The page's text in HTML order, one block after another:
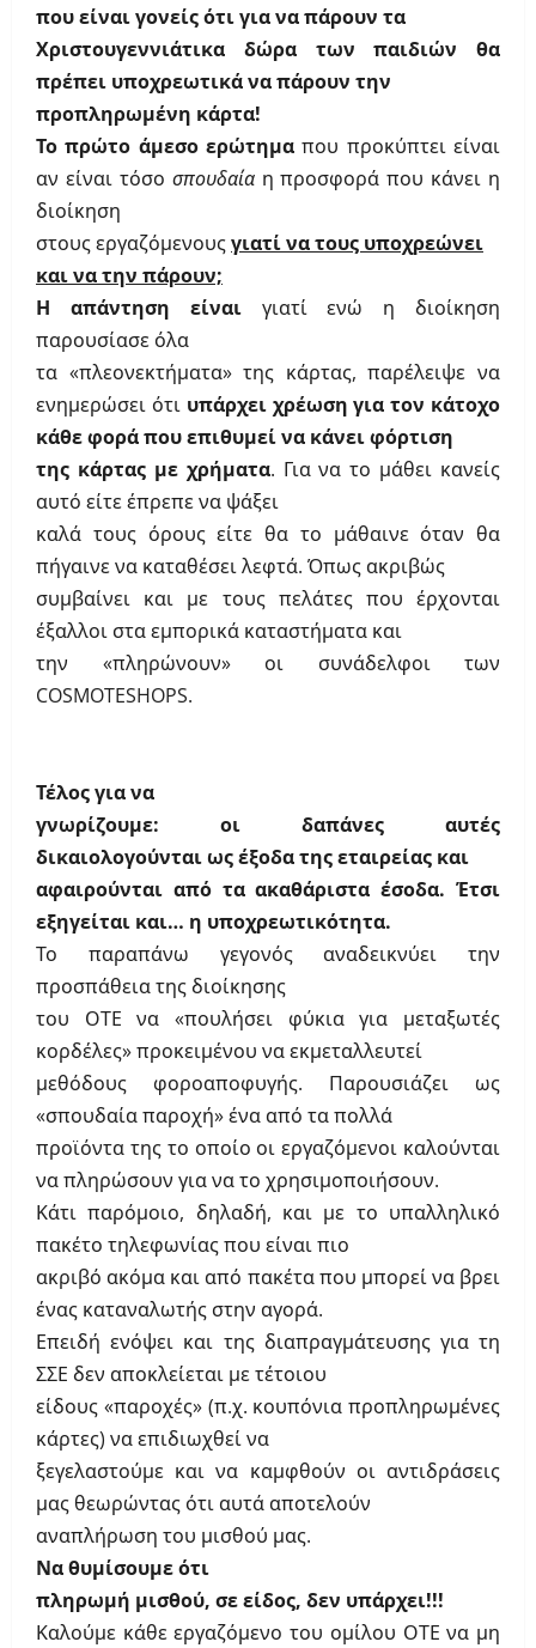
που είναι γονείς ότι για να πάρουν τα
Χριστουγεννιάτικα δώρα των παιδιών θα
πρέπει υποχρεωτικά να πάρουν την
προπληρωμένη κάρτα!
Το πρώτο άμεσο ερώτημα που προκύπτει είναι
αν είναι τόσο σπουδαία η προσφορά που κάνει η
διοίκηση
στους εργαζόμενουςγιατί να τους υποχρεώνει
και να την πάρουν;
Η απάντηση είναιγιατί ενώ η διοίκηση
παρουσίασε όλα
τα «πλεονεκτήματα» της κάρτας, παρέλειψε να
ενημερώσει ότι υπάρχει χρέωση για τον κάτοχο
κάθε φορά που επιθυμεί να κάνει φόρτιση
της κάρτας με χρήματα. Για να το μάθει κανείς
αυτό είτε έπρεπε να ψάξει
καλά τους όρους είτε θα το μάθαινε όταν θα
πήγαινε να καταθέσει λεφτά. Όπως ακριβώς
συμβαίνει και με τους πελάτες που έρχονται
έξαλλοι στα εμπορικά καταστήματα και
την «πληρώνουν» οι συνάδελφοι των
COSMOTESHOPS.
Τέλος για να
γνωρίζουμε: οι δαπάνες αυτές
δικαιολογούνται ως έξοδα της εταιρείας και
αφαιρούνται από τα ακαθάριστα έσοδα. Έτσι
εξηγείται και… η υποχρεωτικότητα.
Το παραπάνω γεγονός αναδεικνύει την
προσπάθεια της διοίκησης
του ΟΤΕ να «πουλήσει φύκια για μεταξωτές
κορδέλες» προκειμένου να εκμεταλλευτεί
μεθόδους φοροαποφυγής. Παρουσιάζει ως
«σπουδαία παροχή» ένα από τα πολλά
προϊόντα της το οποίο οι εργαζόμενοι καλούνται
να πληρώσουν για να το χρησιμοποιήσουν.
Κάτι παρόμοιο, δηλαδή, και με το υπαλληλικό
πακέτο τηλεφωνίας που είναι πιο
ακριβό ακόμα και από πακέτα που μπορεί να βρει
ένας καταναλωτής στην αγορά.
Επειδή ενόψει και της διαπραγμάτευσης για τη
ΣΣΕ δεν αποκλείεται με τέτοιου
είδους «παροχές» (π.χ. κουπόνια προπληρωμένες
κάρτες) να επιδιωχθεί να
ξεγελαστούμε και να καμφθούν οι αντιδράσεις
μας θεωρώντας ότι αυτά αποτελούν
αναπλήρωση του μισθού μας.
Να θυμίσουμε ότι
πληρωμή μισθού, σε είδος, δεν υπάρχει!!!
Καλούμε κάθε εργαζόμενο του ομίλου ΟΤΕ να μη